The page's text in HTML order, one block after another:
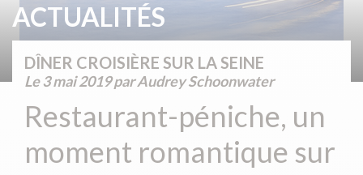
ACTUALITÉS
DÎNER CROISIÈRE SUR LA SEINE
Le3 mai 2019par Audrey Schoonwater
Restaurant-péniche, un
moment romantique sur